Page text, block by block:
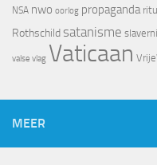
NSA nwo oorlog propaganda
Rothschild satanisme
valse vlag Vaticaan
MEER